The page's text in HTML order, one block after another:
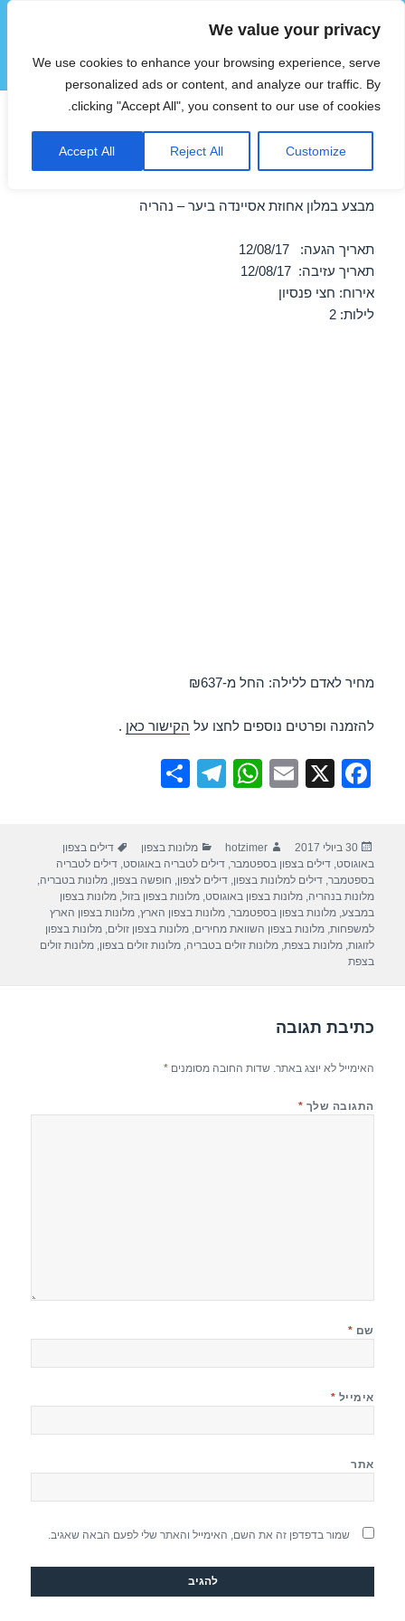
We value your privacy
We use cookies to enhance your browsing experience, serve
personalized ads or content, and analyze our traffic. By
clicking "Accept All", you consent to our use of cookies.
Customize
Reject All
Accept All
הוטצימר
תפריטים
ווידג'טים
חופשה במלון אחוזת אסיינדה
ביער – נהריה 10/08/2017
מבצע במלון אחוזת אסיינדה ביער – נהריה
תאריך הגעה: 12/08/17
תאריך עזיבה: 12/08/17
אירוח: חצי פנסיון
לילות: 2
מחיר לאדם ללילה: החל מ-₪637
להזמנה ופרטים נוספים לחצו על הקישור כאן .
F
e
b
o
o
X
E
W
s
A
p
p
T
gr
a
m
e
פורסם
בתאריך
30 ביולי 2017 מחבר
hotzimer קטגוריות
מלונות בצפון תגיות
דילים בצפון
באוגוסט,דילים בצפון בספטמבר,דילים לטבריה באוגוסט,דילים לטבריה
בספטמבר,דילים למלונות בצפון,דילים לצפון, חופשה בצפון,מלונות בטבריה,
מלונות בנהריה,מלונות בצפון באוגוסט,מלונות בצפון בזול,מלונות בצפון
במבצע,מלונות בצפון בספטמבר,מלונות בצפון הארץ,מלונות בצפון הארץ
למשפחות,מלונות בצפון השוואת מחירים,מלונות בצפון זולים,מלונות בצפון
לזוגות,מלונות בצפת,מלונות זולים בטבריה,מלונות זולים בצפון,מלונות זולים
בצפת
כתיבת תגובה
האימייל לא יוצג באתר. שדות החובה מסומנים*
התגובה שלך *
שם *
אימייל *
אתר
שמור בדפדפן זה את השם, האימייל והאתר שלי לפעם הבאה שאגיב.